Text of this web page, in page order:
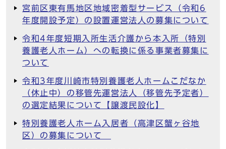
宮前区東有馬地区地域密着型サービス（令和6
年度開設予定）の設置運営法人の募集について
令和4年度短期入所生活介護から本入所（特別
養護老人ホーム）への転換に係る事業者募集に
ついて
令和3年度川崎市特別養護老人ホームこだなか
（休止中）の移管先運営法人（移管先予定者）
の選定結果について【譲渡民設化】
特別養護老人ホーム入居者（高津区蟹ヶ谷地
区）の募集について